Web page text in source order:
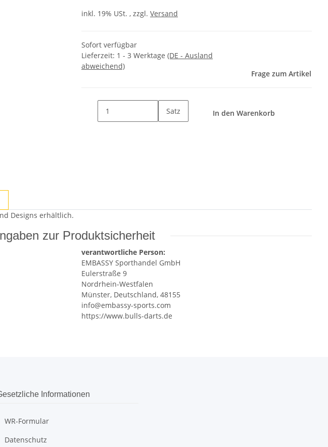
inkl. 19% USt. , zzgl. Versand
Sofort verfügbar
Lieferzeit: 1 - 3 Werktage (DE - Ausland
abweichend)
Frage zum Artikel
Satz In den Warenkorb
Designs erhältlich.
zur Produktsicherheit
verantwortliche Person:
EMBASSY Sporthandel GmbH
Eulerstraße 9
Nordrhein-Westfalen
Münster, Deutschland, 48155
info@embassy-sports.com
https://www.bulls-darts.de
Informationen
WR-Formular
Datenschutz